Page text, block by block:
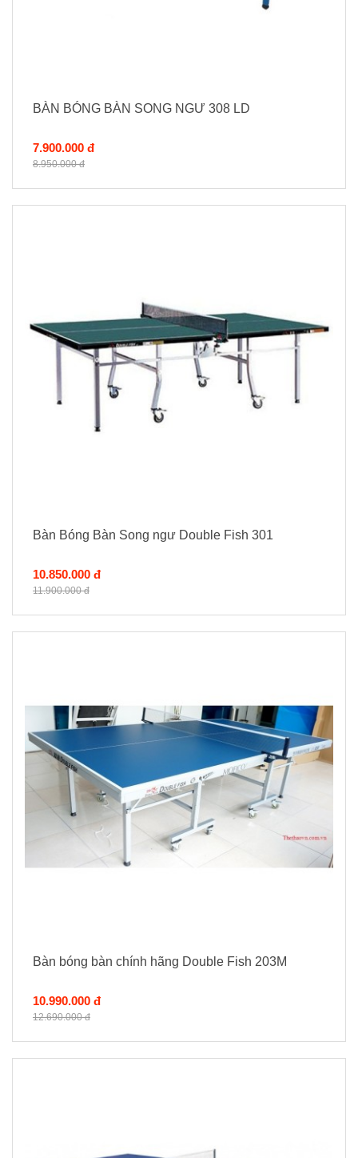
BÀN BÓNG BÀN SONG NGƯ 308 LD
7.900.000 đ
8.950.000 đ
Bàn Bóng Bàn Song ngư Double Fish 301
10.850.000 đ
11.900.000 đ
Bàn bóng bàn chính hãng Double Fish 203M
10.990.000 đ
12.690.000 đ